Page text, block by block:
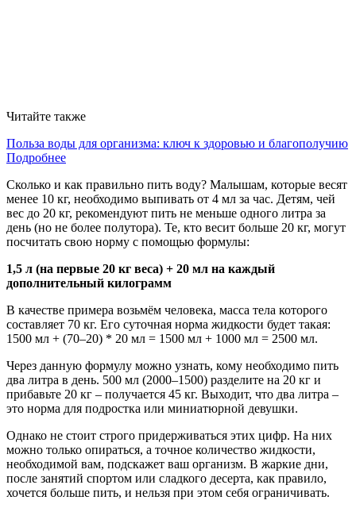
Читайте также
Польза воды для организма: ключ к здоровью и благополучию
Подробнее
Сколько и как правильно пить воду? Малышам, которые весят
менее 10 кг, необходимо выпивать от 4 мл за час. Детям, чей
вес до 20 кг, рекомендуют пить не меньше одного литра за
день (но не более полутора). Те, кто весит больше 20 кг, могут
посчитать свою норму с помощью формулы:
1,5 л (на первые 20 кг веса) + 20 мл на каждый
дополнительный килограмм
В качестве примера возьмём человека, масса тела которого
составляет 70 кг. Его суточная норма жидкости будет такая:
1500 мл + (70–20) * 20 мл = 1500 мл + 1000 мл = 2500 мл.
Через данную формулу можно узнать, кому необходимо пить
два литра в день. 500 мл (2000–1500) разделите на 20 кг и
прибавьте 20 кг – получается 45 кг. Выходит, что два литра –
это норма для подростка или миниатюрной девушки.
Однако не стоит строго придерживаться этих цифр. На них
можно только опираться, а точное количество жидкости,
необходимой вам, подскажет ваш организм. В жаркие дни,
после занятий спортом или сладкого десерта, как правило,
хочется больше пить, и нельзя при этом себя ограничивать.